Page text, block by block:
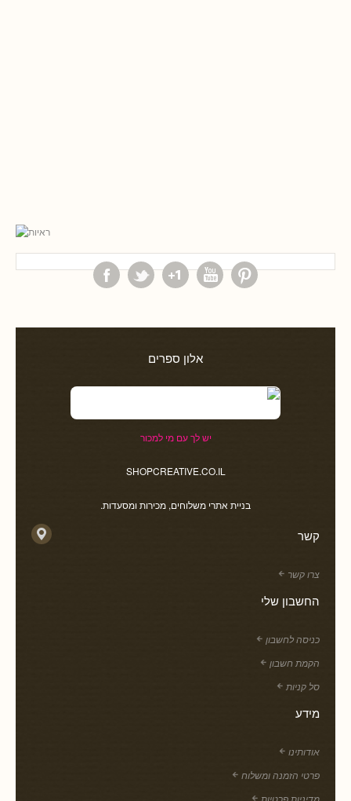
אלון ספרים
יש לך עם מי למכור
SHOPCREATIVE.CO.IL
בניית אתרי משלוחים, מכירות ומסעדות.
קשר
צרו קשר
החשבון שלי
כניסה לחשבון
הקמת חשבון
סל קניות
מידע
אודותינו
פרטי הזמנה ומשלוח
מדיניות פרטיות